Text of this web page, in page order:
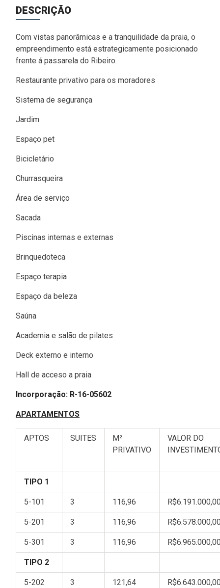
DESCRIÇÃO
Com vistas panorâmicas e a tranquilidade da praia, o
empreendimento está estrategicamente posicionado
frente á passarela do Ribeiro.
Restaurante privativo para os moradores
Sistema de segurança
Jardim
Espaço pet
Bicicletário
Churrasqueira
Área de serviço
Sacada
Piscinas internas e externas
Brinquedoteca
Espaço terapia
Espaço da beleza
Saúna
Academia e salão de pilates
Deck externo e interno
Hall de acceso a praia
Incorporação: R-16-05602
APARTAMENTOS
APTOS SUITES
M²
PRIVATIVO
VALOR DO
TIPO 1
5-101 3 116,96
5-201 3 116,96
5-301 3 116,96
TIPO 2
5-202 3 121,64